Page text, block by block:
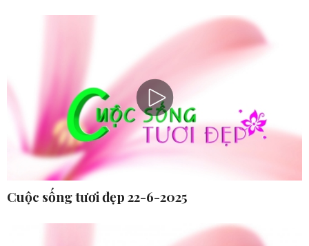
Cuộc sống tươi đẹp 22-6-2025